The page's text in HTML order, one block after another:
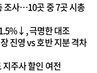
조사…10곳 중 7곳 시총
극명한 대조
진영 vs 호반 지분 격차
주사 할인 여전